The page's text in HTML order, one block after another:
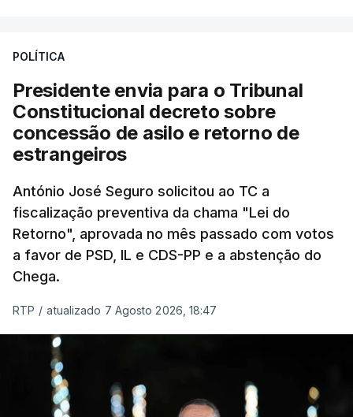
sistema mais simples, mais justo e transparente".
"Sempre que seja possível reduzir burocracias,
eliminar sobreposições e garantir que os apoios
chegam a quem mais necessita, estaremos a dar
um passo na direção certa", argumenta o
Presidente da República.
Assegurar que "ninguém é
prejudicado"
O Preisdente deixa, no entanto, deixa alguns
avisos:uma reforma desta dimensão "deve ter
como primeiro critério a proteção das pessoas"
e "nenhum processo de simplificação pode
POLÍTICA
Presidente envia para o Tribunal
Constitucional decreto sobre
concessão de asilo e retorno de
estrangeiros
António José Seguro solicitou ao TC a
fiscalização preventiva da chama "Lei do
Retorno", aprovada no mês passado com votos
a favor de PSD, IL e CDS-PP e a abstenção do
Chega.
RTP / atualizado 7 Agosto 2026, 18:47